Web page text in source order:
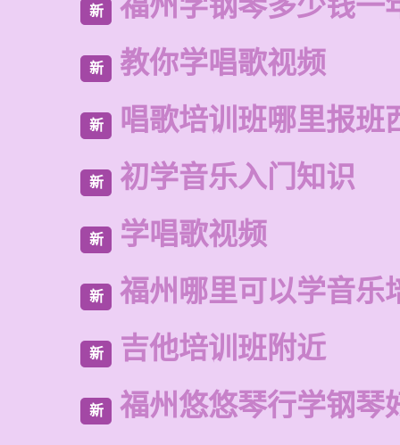
新
新 教你学唱歌视频
新 唱歌培训班哪里报班
新 初学音乐入门知识
新 学唱歌视频
新 福州哪里可以学音乐
新 吉他培训班附近
新 福州悠悠琴行学钢琴